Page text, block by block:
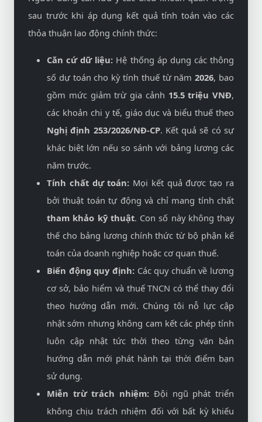
sau trước khi áp dụng kết quả tính toán vào các
thỏa thuận lao động chính thức:
Căn cứ dữ liệu: Hệ thống áp dụng các thông
số dự toán cho kỳ tính thuế từ năm2026, bao
gồm mức giảm trừ gia cảnh 15.5 triệu VNĐ,
các khoản chi y tế, giáo dục và biểu thuế theo
Nghị định 253/2026/NĐ-CP. Kết quả sẽ có sự
khác biệt lớn nếu so sánh với bảng lương các
năm trước.
Tính chất dự toán: Mọi kết quả được tạo ra
bởi thuật toán tự động và chỉ mang tính chất
tham khảo kỹ thuật. Con số này không thay
thế cho bảng lương chính thức từ bộ phận kế
toán của doanh nghiệp hoặc cơ quan thuế.
Biến động quy định:Các quy chuẩn về lương
cơ sở, bảo hiểm và thuế TNCN có thể thay đổi
theo hướng dẫn mới. Chúng tôi nỗ lực cập
nhật sớm nhưng không cam kết các phép tính
luôn cập nhật tức thời theo từng văn bản
hướng dẫn mới phát hành tại thời điểm bạn
sử dụng.
Miễn trừ trách nhiệm: Đội ngũ phát triển
không chịu trách nhiệm đối với bất kỳ khiếu